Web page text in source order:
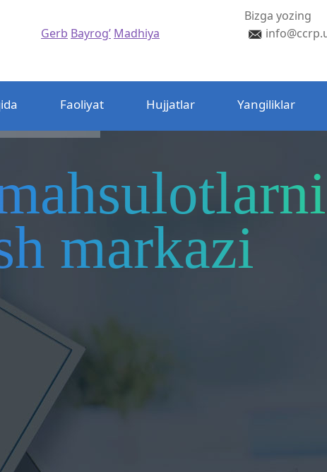
Gerb Bayrog’ Madhiya
Bizga yozing
Faoliyat Hujjatlar Yangiliklar
markazi